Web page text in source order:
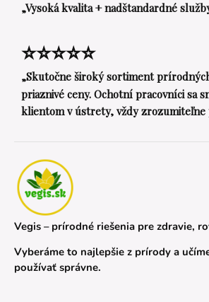
„Vysoká kvalita + nadštandardné
⭐⭐⭐⭐⭐
„Skutočne široký sortiment
priaznivé ceny. Ochotní pracovníci sa
klientom v ústrety, vždy zrozumiteľne
Vegis – prírodné riešenia pre zdravie,
Vyberáme to najlepšie z prírody a
používať správne.